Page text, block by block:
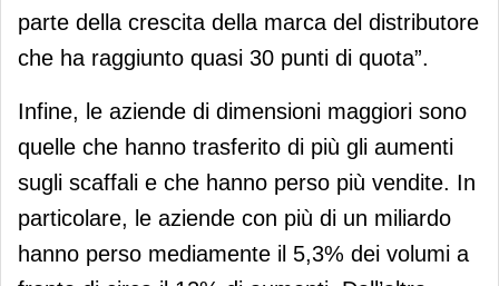
parte della crescita della marca del distributore
che ha raggiunto quasi 30 punti di quota”.
Infine, le aziende di dimensioni maggiori sono
quelle che hanno trasferito di più gli aumenti
sugli scaffali e che hanno perso più vendite. In
particolare, le aziende con più di un miliardo
hanno perso mediamente il 5,3% dei volumi a